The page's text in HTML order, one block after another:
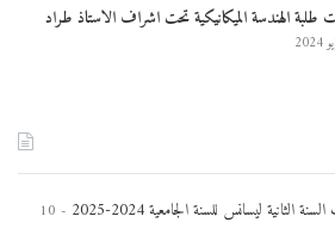
طلبة الهندسة الميكانيكية تحت اشراف الاستاذ طراد
ليسانس للسنة الجامعية 2024-2025
10